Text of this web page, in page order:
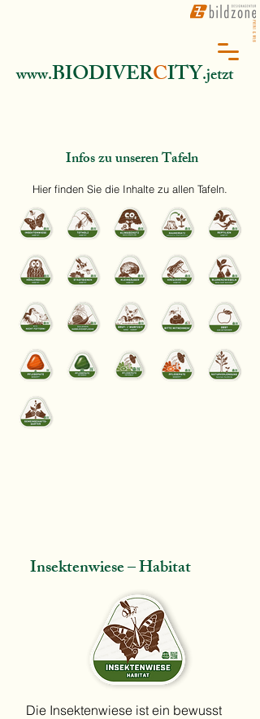
www.BIODIVERCITY.jetzt
Infos zu unseren Tafeln
Hier finden Sie die Inhalte zu allen Tafeln.
Insektenwiese – Habitat
Die Insektenwiese ist ein bewusst